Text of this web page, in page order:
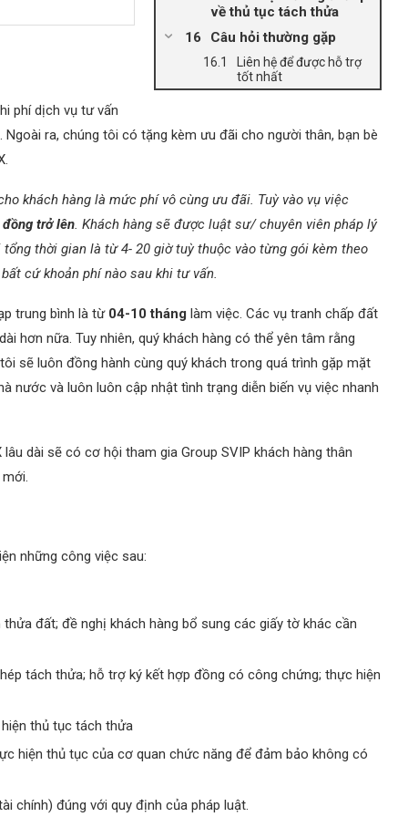
về thủ tục tách thửa
Câu hỏi thường gặp
Liên hệ để được hỗ trợ
tốt nhất
phí dịch vụ tư vấn
ra, chúng tôi có tặng kèm ưu đãi cho người thân, bạn bè
khách hàng là mức phí vô cùng ưu đãi. Tuỳ vào vụ việc
trở lên. Khách hàng sẽ được luật sư/ chuyên viên pháp lý
thời gian là từ 4- 20 giờ tuỳ thuộc vào từng gói kèm theo
cứ khoản phí nào sau khi tư vấn.
trung bình là từ 04-10 tháng làm việc. Các vụ tranh chấp đất
hơn nữa. Tuy nhiên, quý khách hàng có thể yên tâm rằng
sẽ luôn đồng hành cùng quý khách trong quá trình gặp mặt
nước và luôn luôn cập nhật tình trạng diễn biến vụ việc nhanh
dài sẽ có cơ hội tham gia Group SVIP khách hàng thân
những công việc sau:
đất; đề nghị khách hàng bổ sung các giấy tờ khác cần
tách thửa; hỗ trợ ký kết hợp đồng có công chứng; thực hiện
thủ tục tách thửa
hiện thủ tục của cơ quan chức năng để đảm bảo không có
chính) đúng với quy định của pháp luật.